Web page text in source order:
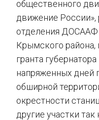
общественного
движение России»,
отделения ДОСААФ
Крымского района,
гранта
напряженных дней
обширной
окрестности
другие участки